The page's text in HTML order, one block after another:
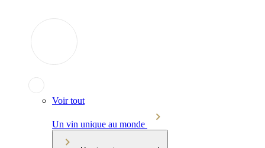
Voir tout
Un vin unique au monde